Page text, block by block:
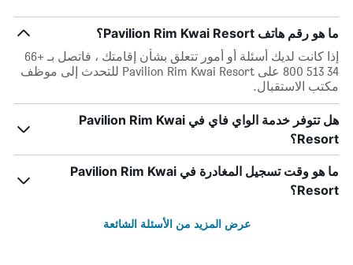
ما هو رقم هاتف Pavilion Rim Kwai Resort؟
إذا كانت لديك أسئلة أو أمور تتعلق بشأن إقامتك ، فاتصل بـ +66
34 513 800 على Pavilion Rim Kwai Resort للتحدث إلى موظف
مكتب الاستقبال.
هل تتوفر خدمة الواي فاي في Pavilion Rim Kwai
Resort؟
ما هو وقت تسجيل المغادرة في Pavilion Rim Kwai
Resort؟
عرض المزيد من الأسئلة الشائعة